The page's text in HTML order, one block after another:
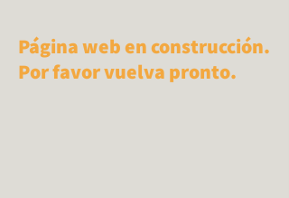
Página web en construcción.
Por favor vuelva pronto.